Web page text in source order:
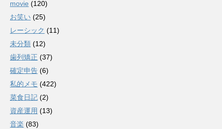
movie (120)
お笑い (25)
レーシック (11)
未分類 (12)
歯列矯正 (37)
確定申告 (6)
私的メモ (422)
菜食日記 (2)
資産運用 (13)
音楽 (83)